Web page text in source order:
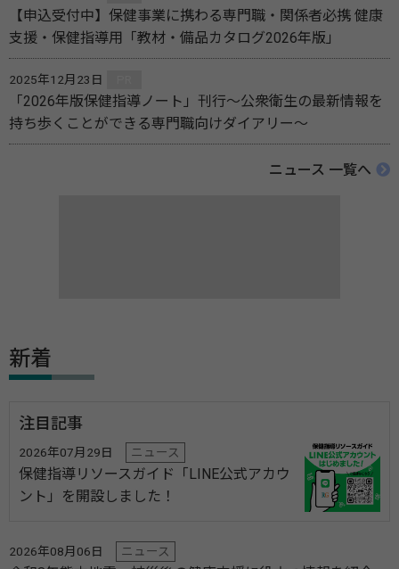
【申込受付中】保健事業に携わる専門職・関係者必携 健康
支援・保健指導用「教材・備品カタログ2026年版」
2025年12月23日
「2026年版保健指導ノート」刊行～公衆衛生の最新情報を
持ち歩くことができる専門職向けダイアリー～
ニュース 一覧へ
新着
注目記事
2026年07月29日 ニュース
保健指導リソースガイド「LINE公式アカウ
ント」を開設しました！
2026年08月06日 ニュース